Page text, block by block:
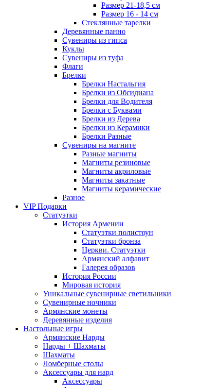
Размер 21-18,5 см
Размер 16 - 14 см
Стеклянные тарелки
Деревянные панно
Сувениры из гипса
Куклы
Сувениры из туфа
Флаги
Брелки
Брелки Настальгия
Брелки из Обсидиана
Брелки для Водителя
Брелки с Буквами
Брелки из Дерева
Брелки из Керамики
Брелки Разные
Сувениры на магните
Разные магниты
Магниты резиновые
Магниты акриловые
Магниты закатные
Магниты керамические
Разное
VIP Подарки
Статуэтки
История Армении
Статуэтки полистоун
Статуэтки бронза
Церкви. Статуэтки
Армянский алфавит
Галерея образов
История России
Мировая история
Уникальные сувенирные светильники
Сувенирные ночники
Армянские монеты
Деревянные изделия
Настольные игры
Армянские Нарды
Нарды + Шахматы
Шахматы
Ломберные столы
Аксессуары для нард
Аксессуары